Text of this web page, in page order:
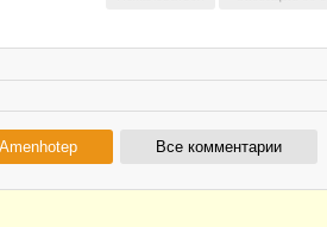
Все комментарии